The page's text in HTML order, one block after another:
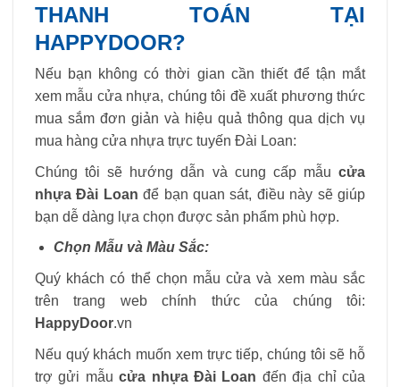
THANH TOÁN TẠI
HAPPYDOOR?
Nếu bạn không có thời gian cần thiết để tận mắt
xem mẫu cửa nhựa, chúng tôi đề xuất phương thức
mua sắm đơn giản và hiệu quả thông qua dịch vụ
mua hàng cửa nhựa trực tuyến Đài Loan:
Chúng tôi sẽ hướng dẫn và cung cấp mẫu cửa
nhựa Đài Loan để bạn quan sát, điều này sẽ giúp
bạn dễ dàng lựa chọn được sản phẩm phù hợp.
Chọn Mẫu và Màu Sắc:
Quý khách có thể chọn mẫu cửa và xem màu sắc
trên trang web chính thức của chúng tôi:
HappyDoor.vn
Nếu quý khách muốn xem trực tiếp, chúng tôi sẽ hỗ
trợ gửi mẫucửa nhựa Đài Loan đến địa chỉ của